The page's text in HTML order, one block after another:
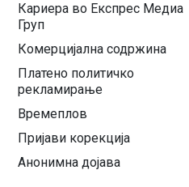
Кариера во Експрес Медиа
Груп
Комерцијална содржина
Платено политичко
рекламирање
Времеплов
Пријави корекција
Анонимна дојава